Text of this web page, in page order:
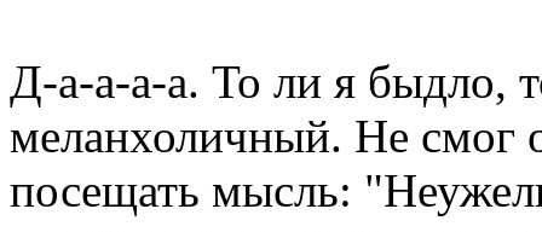
Д-а-а-а-а. То ли я быдло,
меланхоличный. Не смог
посещать мысль: